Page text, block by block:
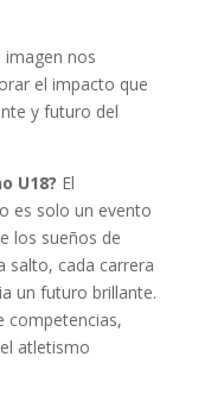
imagen nos
el impacto que
y futuro del
U18? El
es solo un evento
los sueños de
salto, cada carrera
un futuro brillante.
competencias,
atletismo